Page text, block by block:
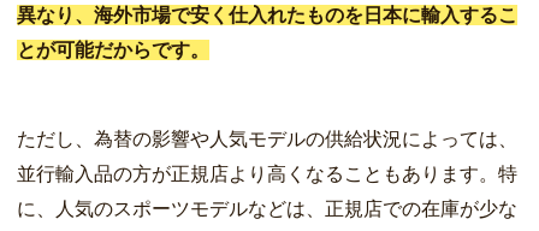
異なり、海外市場で安く仕入れたものを日本に輸入するこ
とが可能だからです。
ただし、為替の影響や人気モデルの供給状況によっては、
並行輸入品の方が正規店より高くなることもあります。特
に、人気のスポーツモデルなどは、正規店での在庫が少な